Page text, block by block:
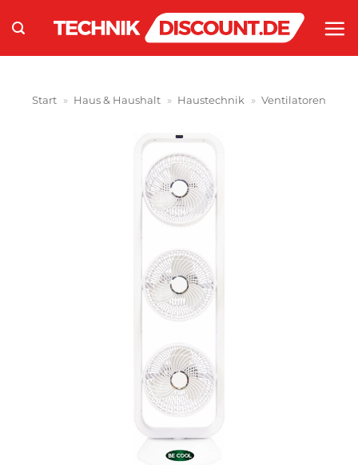
Inhalt
springen
Start » Haus & Haushalt » Haustechnik » Ventilatoren